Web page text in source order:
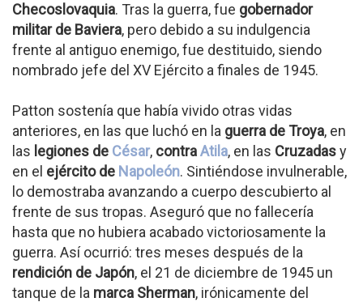
Checoslovaquia. Tras la guerra, fue gobernador
militar de Baviera, pero debido a su indulgencia
frente al antiguo enemigo, fue destituido, siendo
nombrado jefe del XV Ejército a finales de 1945.
Patton sostenía que había vivido otras vidas
anteriores, en las que luchó en la guerra de Troya, en
las legiones de César, contraAtila, en las Cruzadasy
en el ejército de Napoleón. Sintiéndose invulnerable,
lo demostraba avanzando a cuerpo descubierto al
frente de sus tropas. Aseguró que no fallecería
hasta que no hubiera acabado victoriosamente la
guerra. Así ocurrió: tres meses después de la
rendición de Japón, el 21 de diciembre de 1945 un
tanque de la marca Sherman, irónicamente del